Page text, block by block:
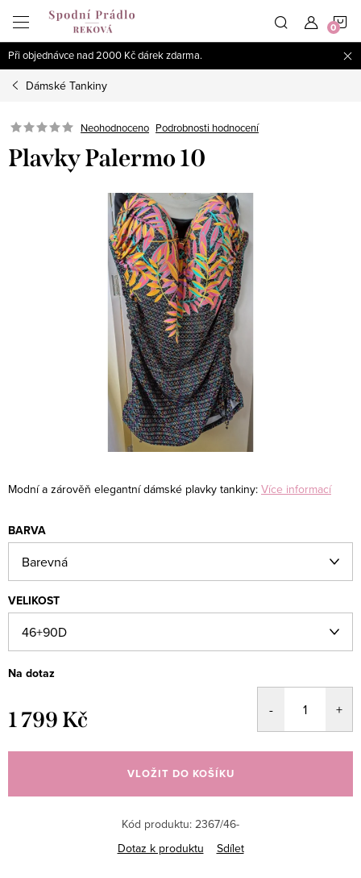
obsah
Při objednávce nad 2000 Kč dárek zdarma.
Dámské Tankiny
Neohodnoceno Podrobnosti hodnocení
Plavky Palermo 10
Modní a zárověň elegantní dámské plavky tankiny: Více informací
BARVA
VELIKOST
Na dotaz
1 799 Kč
cena:
VLOŽIT DO KOŠÍKU
Kód produktu: 2367/46-
Dotaz k produktu
Sdílet